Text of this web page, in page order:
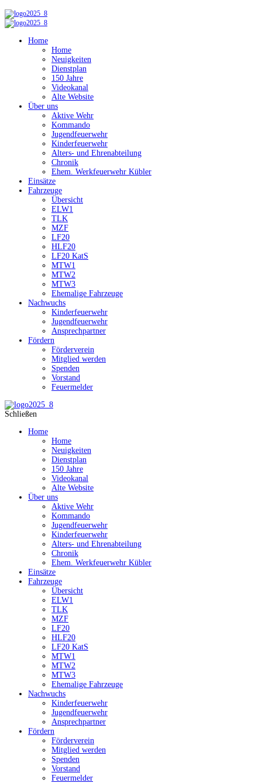
Home
Home
Neuigkeiten
Dienstplan
150 Jahre
Videokanal
Alte Website
Über uns
Aktive Wehr
Kommando
Jugendfeuerwehr
Kinderfeuerwehr
Alters- und Ehrenabteilung
Chronik
Ehem. Werkfeuerwehr Kübler
Einsätze
Fahrzeuge
Übersicht
ELW1
TLK
MZF
LF20
HLF20
LF20 KatS
MTW1
MTW2
MTW3
Ehemalige Fahrzeuge
Nachwuchs
Kinderfeuerwehr
Jugendfeuerwehr
Ansprechpartner
Fördern
Förderverein
Mitglied werden
Spenden
Vorstand
Feuermelder
Schließen
Home
Home
Neuigkeiten
Dienstplan
150 Jahre
Videokanal
Alte Website
Über uns
Aktive Wehr
Kommando
Jugendfeuerwehr
Kinderfeuerwehr
Alters- und Ehrenabteilung
Chronik
Ehem. Werkfeuerwehr Kübler
Einsätze
Fahrzeuge
Übersicht
ELW1
TLK
MZF
LF20
HLF20
LF20 KatS
MTW1
MTW2
MTW3
Ehemalige Fahrzeuge
Nachwuchs
Kinderfeuerwehr
Jugendfeuerwehr
Ansprechpartner
Fördern
Förderverein
Mitglied werden
Spenden
Vorstand
Feuermelder